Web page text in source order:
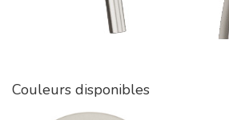
Couleurs disponibles